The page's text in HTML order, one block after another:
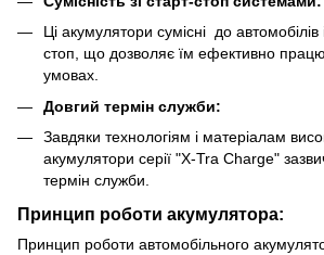
Ці акумулятори сумісні до
стоп, що дозволяє їм ефективно
умовах.
Довгий термін служби:
Завдяки технологіям і матеріалам
акумулятори серії "X-Tra Charge"
термін служби.
Принцип роботи акумулятора:
Принцип роботи автомобільного